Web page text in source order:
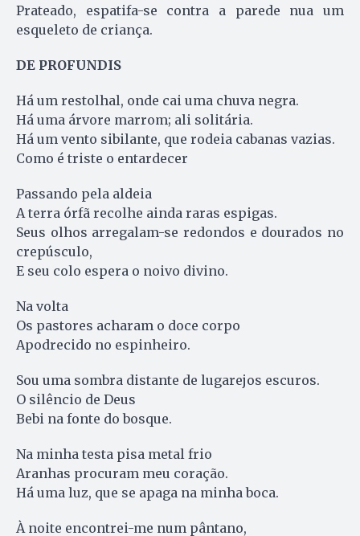
Prateado, espatifa-se contra a parede nua um
esqueleto de criança.
DE PROFUNDIS
Há um restolhal, onde cai uma chuva negra.
Há uma árvore marrom; ali solitária.
Há um vento sibilante, que rodeia cabanas vazias.
Como é triste o entardecer
Passando pela aldeia
A terra órfã recolhe ainda raras espigas.
Seus olhos arregalam-se redondos e dourados no
crepúsculo,
E seu colo espera o noivo divino.
Na volta
Os pastores acharam o doce corpo
Apodrecido no espinheiro.
Sou uma sombra distante de lugarejos escuros.
O silêncio de Deus
Bebi na fonte do bosque.
Na minha testa pisa metal frio
Aranhas procuram meu coração.
Há uma luz, que se apaga na minha boca.
À noite encontrei-me num pântano,